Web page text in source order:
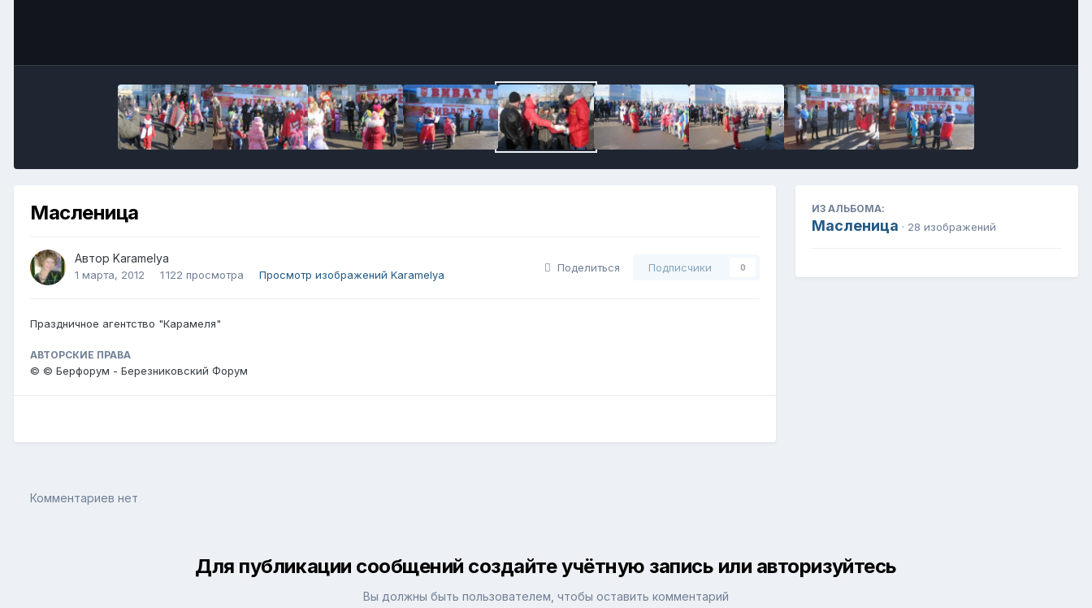
Масленица
Автор Karamelya
1 марта, 2012 1 122 просмотра Просмотр изображений Karamelya
Поделиться Подписчики 0
Праздничное агентство "Карамеля"
АВТОРСКИЕ ПРАВА
© © Берфорум - Березниковский Форум
ИЗ АЛЬБОМА:
Масленица · 28 изображений
Комментариев нет
Для публикации сообщений создайте учётную запись или авторизуйтесь
Вы должны быть пользователем, чтобы оставить комментарий